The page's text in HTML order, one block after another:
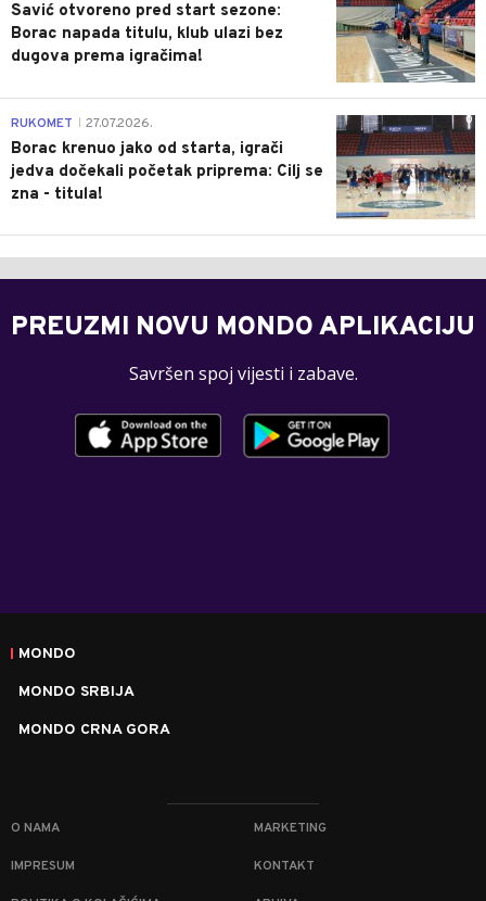
Savić otvoreno pred start sezone:
Borac napada titulu, klub ulazi bez
dugova prema igračima!
0
RUKOMET 27.07.2026.
Borac krenuo jako od starta, igrači
jedva dočekali početak priprema: Cilj se
zna - titula!
PREUZMI NOVU MONDO APLIKACIJU
Savršen spoj vijesti i zabave.
MONDO
MONDO SRBIJA
MONDO CRNA GORA
O NAMA MARKETING
IMPRESUM KONTAKT